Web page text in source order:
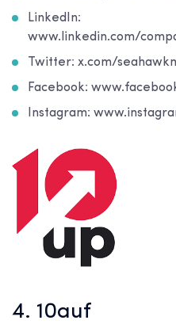
LinkedIn:
www.linkedin.com/
Twitter: x.com/
Facebook:
Instagram:
4. 10auf